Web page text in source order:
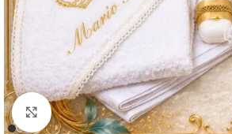
Mărește imaginea